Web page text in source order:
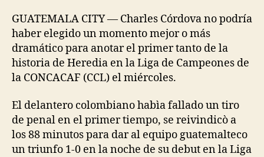
GUATEMALA CITY — Charles Córdova no podría
haber elegido un momento mejor o más
dramático para anotar el primer tanto de la
historia de Heredia en la Liga de Campeones de
la CONCACAF (CCL) el miércoles.
El delantero colombiano habìa fallado un tiro
de penal en el primer tiempo, se reivindicò a
los 88 minutos para dar al equipo guatemalteco
un triunfo 1-0 en la noche de su debut en la Liga